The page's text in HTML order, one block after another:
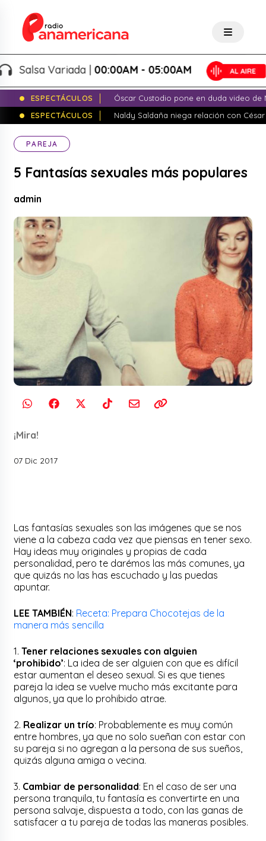
Variada |00:00AM - 05:00AM
ESPECTÁCULOS
Óscar Custodio pone en duda video de
ESPECTÁCULOS
Naldy Saldaña niega relación con
PAREJA
5 Fantasías sexuales más populares
admin
¡Mira!
07 Dic 2017
Las fantasías sexuales son las imágenes que se nos
viene a la cabeza cada vez que piensas en tener sexo.
Hay ideas muy originales y propias de cada
personalidad, pero te darémos las más comunes, ya
que quizás no las has escuchado y las puedas
apuntar.
LEE TAMBIÉN: Receta: Prepara Chocotejas de la
manera más sencilla
1.Tener relaciones sexuales con alguien
‘prohibido’: La idea de ser alguien con que es difícil
estar aumentan el deseo sexual. Si es que tienes
pareja la idea se vuelve mucho más excitante para
algunos, ya que lo prohibido atrae.
2. Realizar un trío: Probablemente es muy común
entre hombres, ya que no solo sueñan con estar con
su pareja si no agregan a la persona de sus sueños,
quizás alguna amiga o vecina.
3. Cambiar de personalidad: En el caso de ser una
persona tranquila, tu fantasía es convertirte en una
persona salvaje, dispuesta a todo, con las ganas de
satisfacer a tu pareja de todas las maneras posibles.